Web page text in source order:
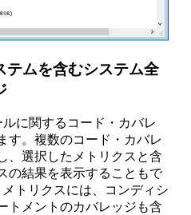
テムを含むシステム全
に関するコード・カバレ
す。複数のコード・カバレ
、選択したメトリクスと含
の結果を表示することもで
トリクスには、コンディシ
トメントのカバレッジも含